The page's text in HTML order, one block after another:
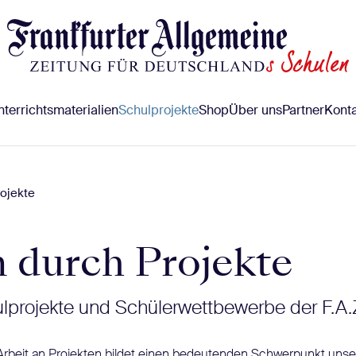
SchulprojekteShopÜber unsPartner
durch Projekte
und Schülerwettbewerbe der